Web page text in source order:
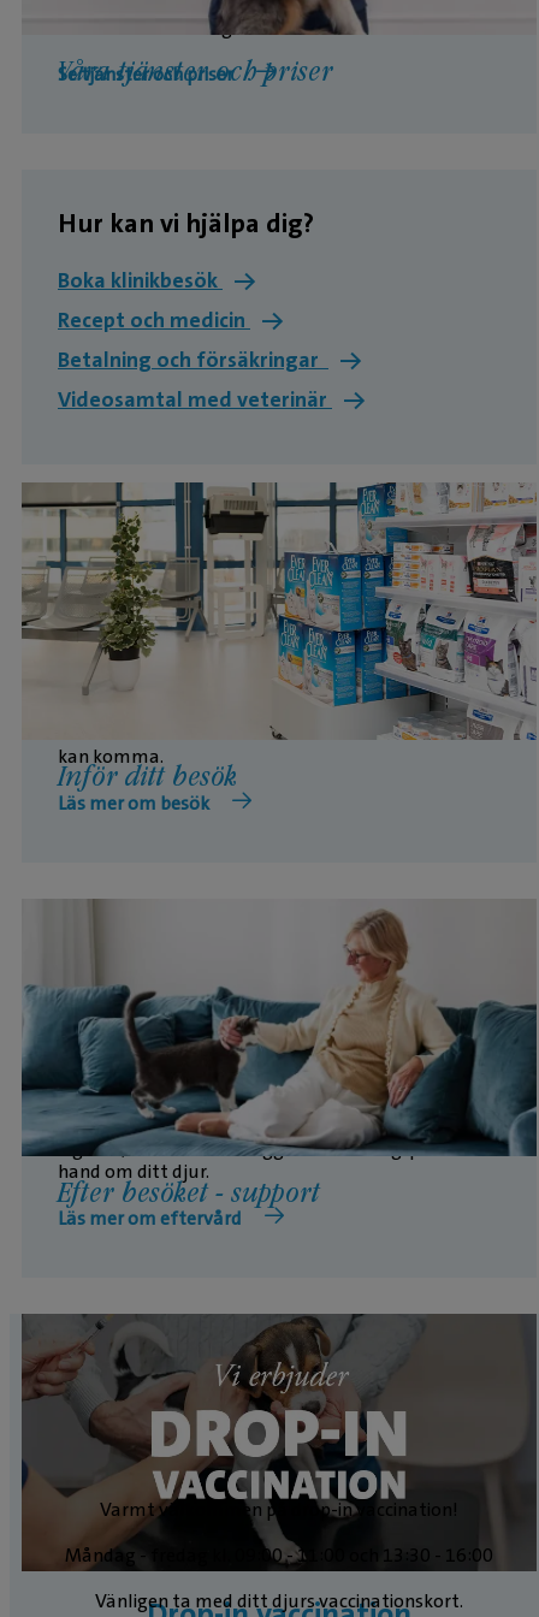
Våra tjänster och priser
att du kan känna dig förberedd inför ditt besök.
Se tjänster och priser
Hur kan vi hjälpa dig?
Boka klinikbesök →
Recept och medicin
→
Betalning och försäkringar
→
Videosamtal med veterinär
→
Inför ditt besök
Här hittar du viktig information inför ditt besök hos
oss, till exempel hur du hittar hit, om in-checkning
och hur du ändrar eller avbokar din tid om du inte
kan komma.
Läs mer om besök
Efter besöket - support
När besöket är över kan det fortfarande finnas
frågor eller funderingar. Vi finns här för att guida
dig rätt, så att du kan lägga all din energi på att ta
hand om ditt djur.
Läs mer om eftervård
Varmt välkommen på drop-in vaccination!
Måndag - fredag kl. 09:00 - 11:00 och 13:30 - 16:00
Vänligen ta med ditt djurs vaccinationskort.